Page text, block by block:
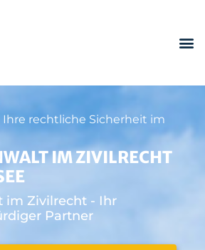
Ihre rechtliche Sicherheit im
IM ZIVILRECHT
im Zivilrecht - Ihr
Partner